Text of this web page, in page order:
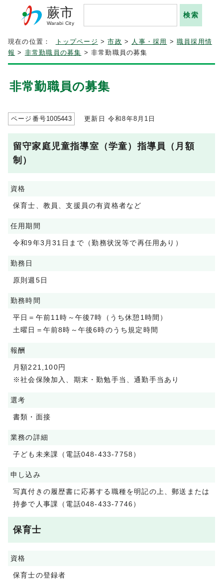
蕨市
Warabi City
現在の位置： トップページ >市政 > 人事・採用 >職員採用情
報 > 非常勤職員の募集 > 非常勤職員の募集
非常勤職員の募集
ページ番号1005443 更新日 令和8年8月1日
留守家庭児童指導室（学童）指導員（月額
制）
資格
保育士、教員、支援員の有資格者など
任用期間
令和9年3月31日まで（勤務状況等で再任用あり）
勤務日
原則週5日
勤務時間
平日＝午前11時～午後7時（うち休憩1時間）
土曜日＝午前8時～午後6時のうち規定時間
報酬
月額221,100円
※社会保険加入、期末・勤勉手当、通勤手当あり
選考
書類・面接
業務の詳細
子ども未来課（電話048-433-7758）
申し込み
写真付きの履歴書に応募する職種を明記の上、郵送または
持参で人事課（電話048-433-7746）
保育士
資格
保育士の登録者